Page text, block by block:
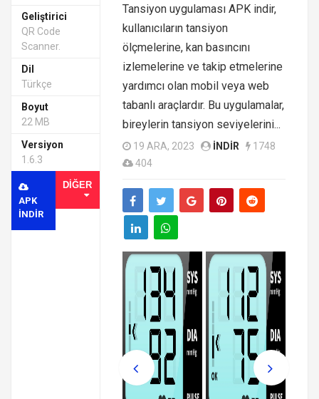
Geliştirici
QR Code
Scanner.
Dil
Türkçe
Boyut
22 MB
Versiyon
1.6.3
APK
INDIR
DIĞER
Tansiyon uygulaması APK indir,
kullanıcıların tansiyon
ölçmelerine, kan basıncını
izlemelerine ve takip etmelerine
yardımcı olan mobil veya web
tabanlı araçlardır. Bu uygulamalar,
bireylerin tansiyon seviyelerini...
19 ARA, 2023 INDIR
1748
404